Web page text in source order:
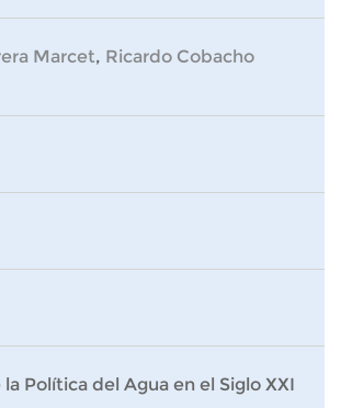
Marcet, Ricardo Cobacho
Política del Agua en el Siglo XXI